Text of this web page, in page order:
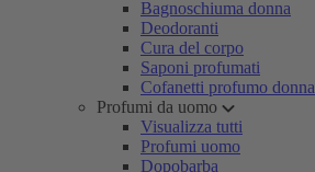
Bagnoschiuma donna
Deodoranti
Cura del corpo
Saponi profumati
Cofanetti profumo donna
Profumi da uomo
Visualizza tutti
Profumi uomo
Dopobarba